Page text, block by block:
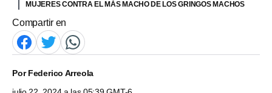
MUJERES CONTRA EL MÁS MACHO DE LOS GRINGOS MACHOS
Compartir en
PorFederico Arreola